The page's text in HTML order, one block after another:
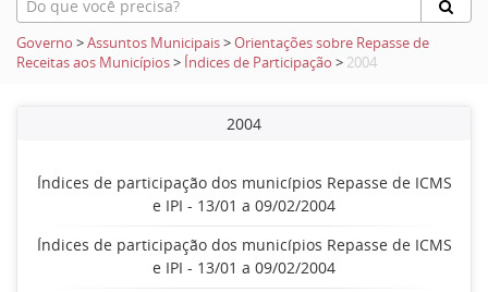
Governo >Assuntos Municipais>Orientações sobre Repasse de
Receitas aos Municípios> Índices de Participação > 2004
2004
Índices de participação dos municípios Repasse de ICMS
e IPI - 13/01 a 09/02/2004
Índices de participação dos municípios Repasse de ICMS
e IPI - 13/01 a 09/02/2004